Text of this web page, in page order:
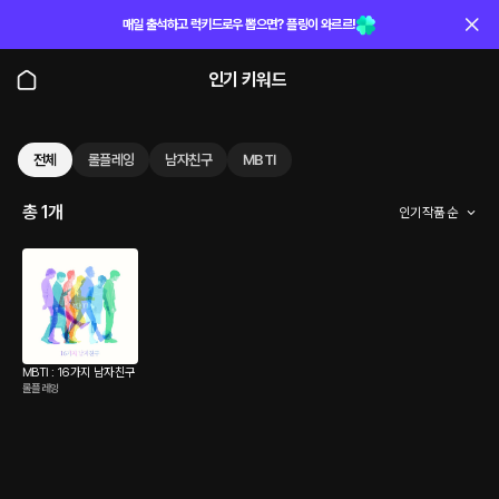
매일 출석하고 럭키드로우 뽑으면? 플링이 와르르!
인기 키워드
전체 롤플레잉 남자친구 MBTI
총 1개 인기 작품 순
MBTI : 16가지 남자친구
롤플레잉